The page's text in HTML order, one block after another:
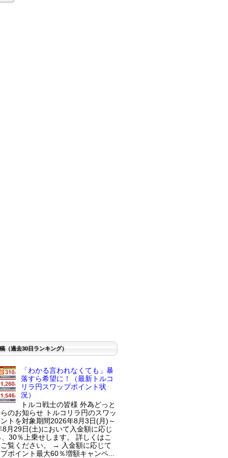
（過去30日ランキング）
「わかる言われなくても」暴
落すら希望に！（最新トルコ
リラ円スワップポイント状
況）
トルコ戦士の皆様 外為どっと
のお知らせ トルコリラ円のスワッ
トを対象期間2026年8月3日(月)～
8月29日(土)において入金額に応じ
30％上乗せします。 詳しくはこ
覧ください。 → 入金額に応じて
ポイント最大60％増額キャンペ...